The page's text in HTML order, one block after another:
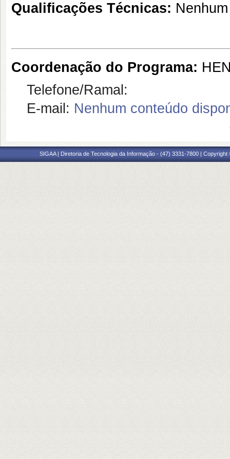
Qualificações Técnicas:
Coordenação do Programa:
Telefone/Ramal:
E-mail: Nenhum conteúdo
SIGAA | Diretoria de Tecnologia da Informação - (47) 3331-7800 |